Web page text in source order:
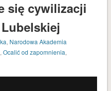
się cywilizacji
, Narodowa Akademia
, Ocalić od zapomnienia,